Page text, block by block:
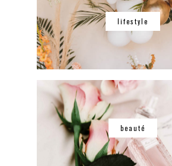
lifestyle
beauté